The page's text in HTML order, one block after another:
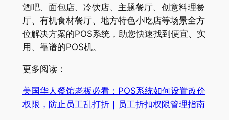
酒吧、面包店、冷饮店、主题餐厅、创意料理餐
厅、有机食材餐厅、地方特色小吃店等场景全方
位解决方案的POS系统，助您快速找到便宜、实
用、靠谱的POS机。
更多阅读：
美国华人餐馆老板必看：POS系统如何设置改价
权限，防止员工乱打折｜员工折扣权限管理指南